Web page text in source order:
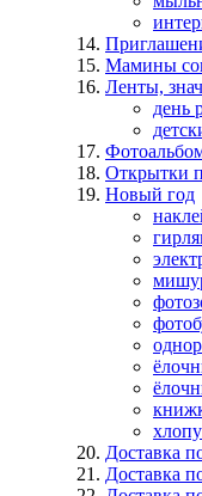
Мамины
Ленты,
день
Открытки
Новый год
Доставка
Доставка